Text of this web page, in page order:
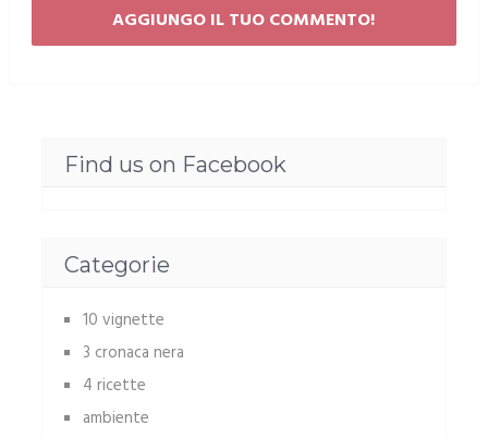
Find us on Facebook
Categorie
10 vignette
3 cronaca nera
4 ricette
ambiente